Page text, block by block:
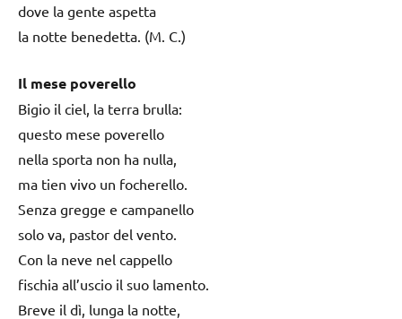
dove la gente aspetta
la notte benedetta. (M. C.)
Il mese poverello
Bigio il ciel, la terra brulla:
questo mese poverello
nella sporta non ha nulla,
ma tien vivo un focherello.
Senza gregge e campanello
solo va, pastor del vento.
Con la neve nel cappello
fischia all’uscio il suo lamento.
Breve il dì, lunga la notte,